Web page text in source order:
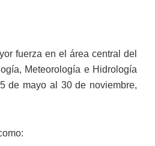
fuerza en el área central del
Meteorología e Hidrología
de mayo al 30 de noviembre,